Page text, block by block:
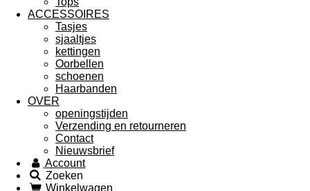
ACCESSOIRES
Tasjes
sjaaltjes
kettingen
Oorbellen
schoenen
Haarbanden
OVER
openingstijden
Verzending en retourneren
Contact
Nieuwsbrief
Account
Zoeken
Winkelwagen